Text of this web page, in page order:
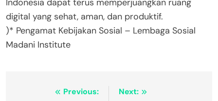
digital yang sehat, aman, dan produktif.
)* Pengamat Kebijakan Sosial – Lembaga Sosial
Madani Institute
Previous:
Next: